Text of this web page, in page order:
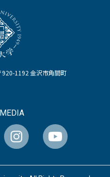
1192 金沢市角間町